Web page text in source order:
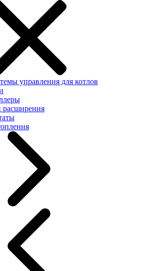
управления для котлов